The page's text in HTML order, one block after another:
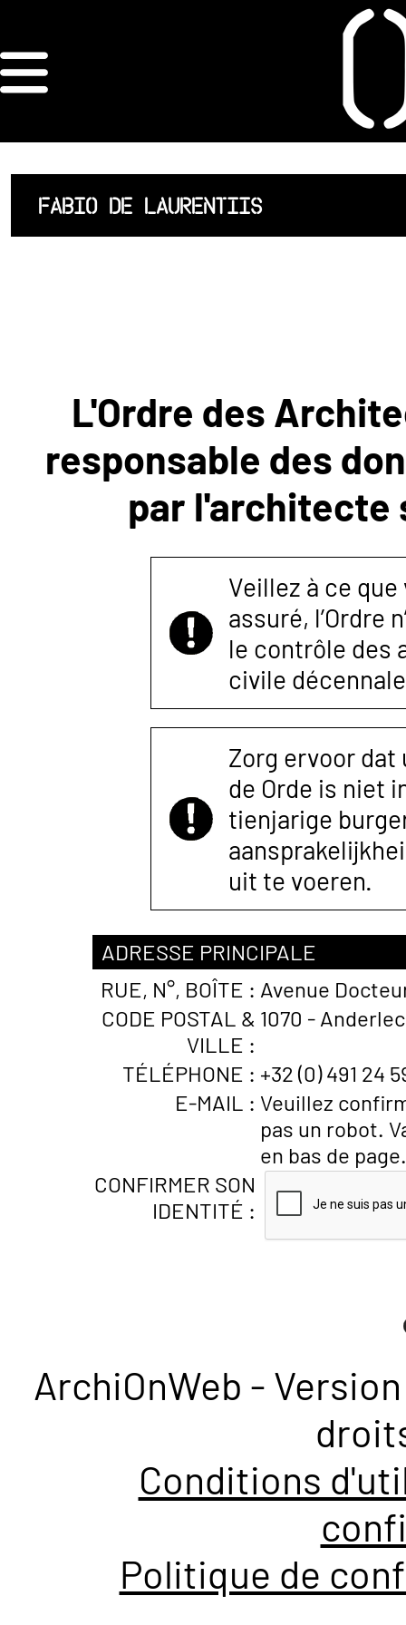
ORDRE DES
ARCHITECTES
ACCUEIL
LISTE DES
NOUS
CONTACTER
FABIO DE LAURENTIIS
L'Ordre des
responsable des
par l'architecte
Veillez à ce
assuré, l’Ordre
le contrôle des
civile
Zorg ervoor
de Orde is niet
tienjarige
uit te voeren.
ADRESSE PRINCIPALE
RUE, N°, BOÎTE : Avenue
CODE POSTAL &
VILLE :
1070 -
TÉLÉPHONE : +32 (0) 491 24
E-MAIL : Veuillez
pas un robot.
en bas de page.
CONFIRMER SON
IDENTITÉ :
ArchiOnWeb -
Conditions
Politique de